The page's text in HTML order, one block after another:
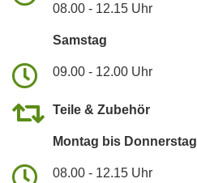
08.00 - 12.15 Uhr
Samstag
09.00 - 12.00 Uhr
Teile & Zubehör
Montag bis Donnerstag
08.00 - 12.15 Uhr